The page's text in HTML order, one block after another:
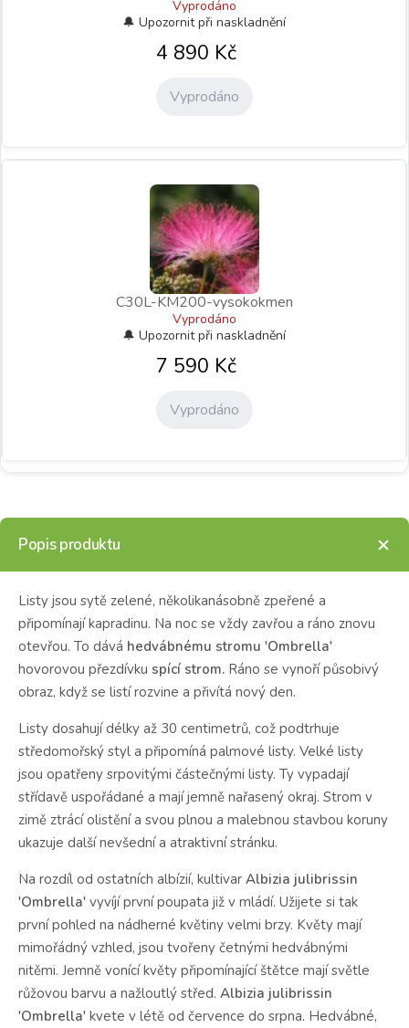
Vyprodáno
4 890 Kč
Vyprodáno
C30L-KM200-vysokokmen
Vyprodáno
7 590 Kč
Vyprodáno
Popis produktu
Listy jsou sytě zelené, několikanásobně zpeřené a
připomínají kapradinu. Na noc se vždy zavřou a ráno znovu
otevřou. To dává hedvábnému stromu 'Ombrella'
hovorovou přezdívku spící strom. Ráno se vynoří působivý
obraz, když se listí rozvine a přivítá nový den.
Listy dosahují délky až 30 centimetrů, což podtrhuje
středomořský styl a připomíná palmové listy. Velké listy
jsou opatřeny srpovitými částečnými listy. Ty vypadají
střídavě uspořádané a mají jemně nařasený okraj. Strom v
zimě ztrácí olistění a svou plnou a malebnou stavbou koruny
ukazuje další nevšední a atraktivní stránku.
Na rozdíl od ostatních albízií, kultivar Albizia julibrissin
'Ombrella' vyvíjí první poupata již v mládí. Užijete si tak
první pohled na nádherné květiny velmi brzy. Květy mají
mimořádný vzhled, jsou tvořeny četnými hedvábnými
nitěmi. Jemně vonící květy připomínající štětce mají světle
růžovou barvu a nažloutlý střed. Albizia julibrissin
'Ombrella' kvete v létě od července do srpna. Hedvábné,